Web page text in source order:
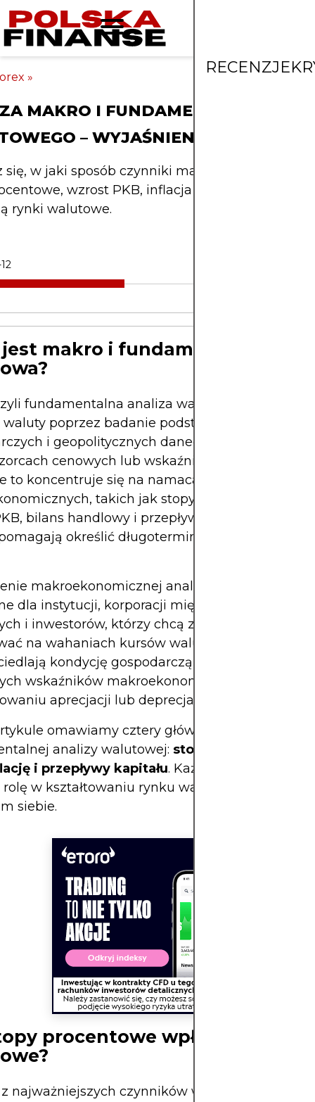
RECENZJE
»
MAKRO I FUNDAMENTALNA
– WYJAŚNIENIE
się, w jaki sposób czynniki makroekonomiczne,
wzrost PKB, inflacja i przepływy
rynki walutowe.
jest makro i fundamentalna
fundamentalna analiza walutowa, to metoda
waluty poprzez badanie podstawowych
i geopolitycznych danego kraju. Zamiast
cenowych lub wskaźnikach
to koncentruje się na namacalnych
takich jak stopy procentowe,
bilans handlowy i przepływy kapitału.
określić długoterminową wycenę i
makroekonomicznej analizy walutowej jest
dla instytucji, korporacji międzynarodowych,
i inwestorów, którzy chcą zarządzać
na wahaniach kursów walut. Ponieważ
kondycję gospodarczą kraju, analiza
wskaźników makroekonomicznych może
aprecjacji lub deprecjacji waluty w czasie.
omawiamy cztery główne wymiary
analizy walutowej: stopy procentowe,
i przepływy kapitału. Każdy z nich odgrywa
w kształtowaniu rynku walutowego i
siebie.
procentowe wpływają na
najważniejszych czynników wpływających na